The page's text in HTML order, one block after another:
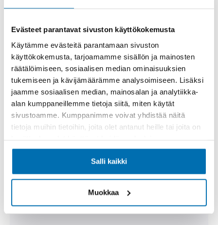
Evästeet parantavat sivuston käyttökokemusta
Käytämme evästeitä parantamaan sivuston
käyttökokemusta, tarjoamamme sisällön ja mainosten
räätälöimiseen, sosiaalisen median ominaisuuksien
tukemiseen ja kävijämäärämme analysoimiseen. Lisäksi
jaamme sosiaalisen median, mainosalan ja analytiikka-
alan kumppaneillemme tietoja siitä, miten käytät
sivustoamme. Kumppanimme voivat yhdistää näitä
tietoja muihin tietoihin, joita olet antanut heille tai joita on
Salli kaikki
Muokkaa
Käsiraha tai vaihtoauto (€)